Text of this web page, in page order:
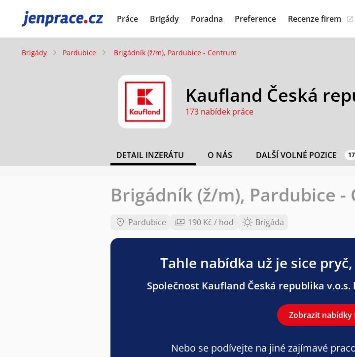
JenPráce.cz Práce Brigády Poradna Preference Recenze firem
Brigády Pardubice Brigádník (ž/m), Pardubice - Centrum
Kaufland Česká
173 nabídek práce
DETAIL INZERÁTU O NÁS DALŠÍ VOLNÉ POZICE
Brigádník (ž/m), Pardubice -
Pardubice 190 Kč / hod Brigáda
Tahle nabídka už je sice
Společnost Kaufland Česká republika
Zobrazit nabídky
Nebo se podívejte na jiné zajímavé